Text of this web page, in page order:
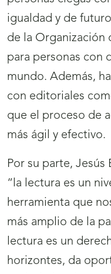
igualdad y de
de la Organización
para personas con
mundo. Además,
con editoriales
que el proceso de
más ágil y efectivo.
Por su parte, Jesús
“la lectura es un
herramienta que
más amplio de la
lectura es un
horizontes, da